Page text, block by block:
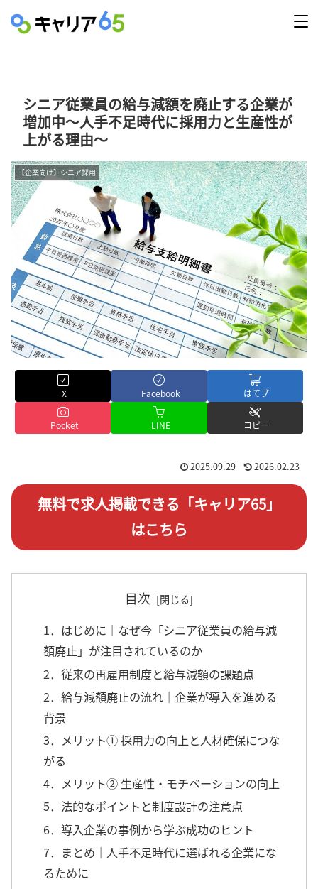
シニア従業員の給与減額を廃止する企業が
増加中〜人手不足時代に採用力と生産性が
上がる理由〜
【企業向け】シニア採用
X Facebook はてブ
Pocket LINE コピー
2025.09.29 2026.02.23
無料で求人掲載できる「キャリア65」
はこちら
目次
1．はじめに｜なぜ今「シニア従業員の給与減
額廃止」が注目されているのか
2．従来の再雇用制度と給与減額の課題点
2．給与減額廃止の流れ｜企業が導入を進める
背景
3．メリット① 採用力の向上と人材確保につな
がる
4．メリット② 生産性・モチベーションの向上
5．法的なポイントと制度設計の注意点
6．導入企業の事例から学ぶ成功のヒント
7．まとめ｜人手不足時代に選ばれる企業にな
るために